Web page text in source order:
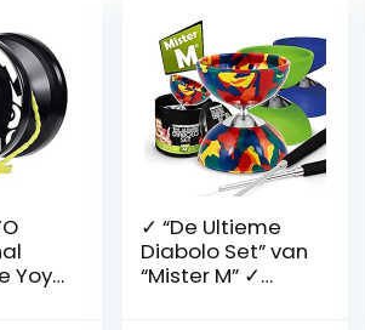
Yoyo
✓ “De Ultieme
Diabolo Set” van
“Mister M” ✓